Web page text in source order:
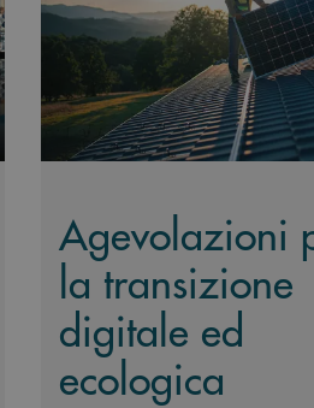
Agevolazioni
la transizione
digitale ed
ecologica